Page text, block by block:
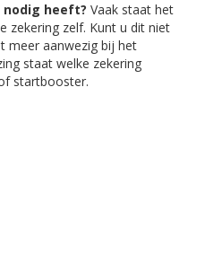
heeft? Vaak staat het
zekering zelf. Kunt u dit niet
meer aanwezig bij het
staat welke zekering
startbooster.